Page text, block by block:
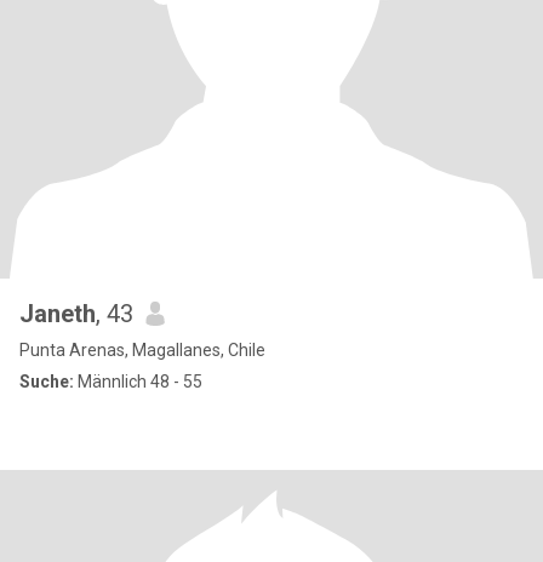
Janeth, 43
Punta Arenas, Magallanes, Chile
Suche: Männlich 48 - 55